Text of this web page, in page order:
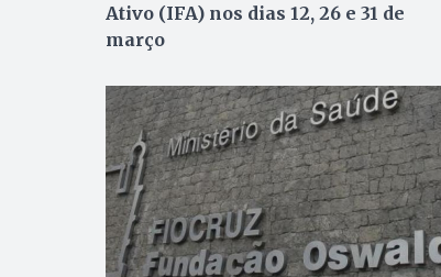
Ativo (IFA) nos dias 12, 26 e 31 de
março